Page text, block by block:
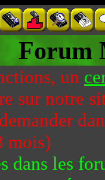
Forum
un
sur notre
mois)
dans les